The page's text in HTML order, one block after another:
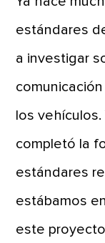
estándares
a investigar
los
completó la
estándares
estábamos
este